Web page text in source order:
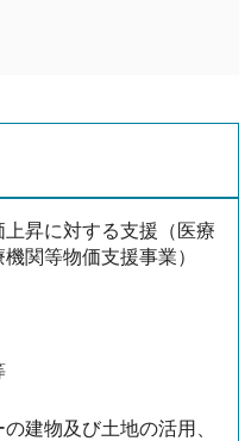
昇に対する支援（医療
関等物価支援事業）
建物及び土地の活用、